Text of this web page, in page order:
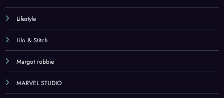
LANTERNS
Lifestyle
Lilo & Stitch
Margot robbie
MARVEL STUDIO